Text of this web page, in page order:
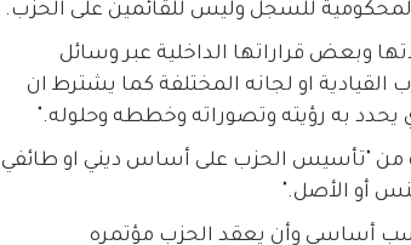
للسجل وليس للقائمين على الحزب.
وبعض قراراتها الداخلية عبر وسائل
او لجانه المختلفة كما يشترط ان
يحدد به رؤيته وتصوراته وخططه وحلوله."
"تأسيس الحزب على أساس ديني او طائفي
أو الأصل."
أن يتشكل الحزب من 300 منتسب أساسي وأن يعقد الحزب مؤتمره